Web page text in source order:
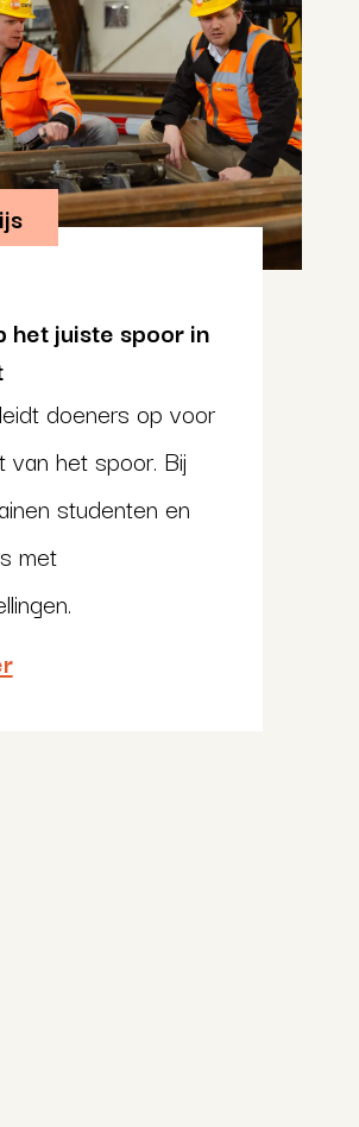
het juiste spoor in
doeners op voor
het spoor. Bij
studenten en
met